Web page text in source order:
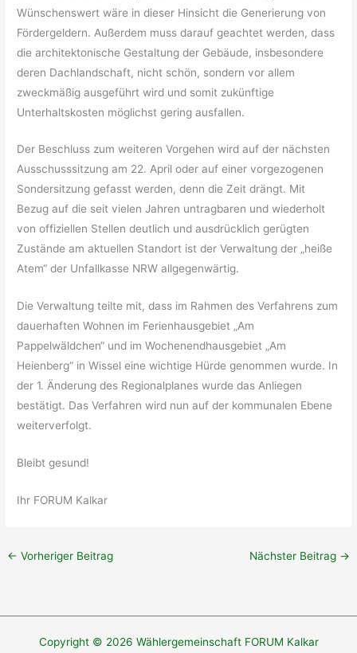
Wünschenswert wäre in dieser Hinsicht die Generierung von
Fördergeldern. Außerdem muss darauf geachtet werden, dass
die architektonische Gestaltung der Gebäude, insbesondere
deren Dachlandschaft, nicht schön, sondern vor allem
zweckmäßig ausgeführt wird und somit zukünftige
Unterhaltskosten möglichst gering ausfallen.
Der Beschluss zum weiteren Vorgehen wird auf der nächsten
Ausschusssitzung am 22. April oder auf einer vorgezogenen
Sondersitzung gefasst werden, denn die Zeit drängt. Mit
Bezug auf die seit vielen Jahren untragbaren und wiederholt
von offiziellen Stellen deutlich und ausdrücklich gerügten
Zustände am aktuellen Standort ist der Verwaltung der „heiße
Atem“ der Unfallkasse NRW allgegenwärtig.
Die Verwaltung teilte mit, dass im Rahmen des Verfahrens zum
dauerhaften Wohnen im Ferienhausgebiet „Am
Pappelwäldchen“ und im Wochenendhausgebiet „Am
Heienberg“ in Wissel eine wichtige Hürde genommen wurde. In
der 1. Änderung des Regionalplanes wurde das Anliegen
bestätigt. Das Verfahren wird nun auf der kommunalen Ebene
weiterverfolgt.
Bleibt gesund!
Ihr FORUM Kalkar
← Vorheriger Beitrag Nächster Beitrag →
Copyright © 2026 Wählergemeinschaft FORUM Kalkar